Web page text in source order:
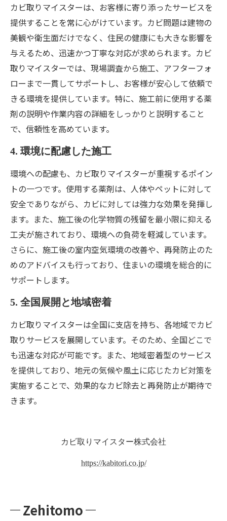
カビ取りマイスターは、お客様に寄り添ったサービスを
提供することを常に心がけています。カビ問題は建物の
美観や衛生面だけでなく、住民の健康にも大きな影響を
与えるため、迅速かつ丁寧な対応が求められます。カビ
取りマイスターでは、現場調査から施工、アフターフォ
ローまで一貫してサポートし、お客様が安心して依頼で
きる環境を提供しています。特に、施工前に使用する薬
剤の説明や作業内容の詳細をしっかりと説明すること
で、信頼性を高めています。
4. 環境に配慮した施工
環境への配慮も、カビ取りマイスターが重視するポイン
トの一つです。使用する薬剤は、人体やペットに対して
安全でありながら、カビに対しては強力な効果を発揮し
ます。また、施工後の化学物質の残留を最小限に抑える
工夫が施されており、環境への負荷を軽減しています。
さらに、施工後の室内空気環境の改善や、再発防止のた
めのアドバイスも行っており、住まいの環境を総合的に
サポートします。
5. 全国展開と地域密着
カビ取りマイスターは全国に支店を持ち、各地域でカビ
取りサービスを展開しています。そのため、全国どこで
も迅速な対応が可能です。また、地域密着型のサービス
を提供しており、地元の気候や風土に応じたカビ対策を
実施することで、効果的なカビ除去と再発防止が期待で
きます。
カビ取りマイスター株式会社
https://kabitori.co.jp/
Zehitomo